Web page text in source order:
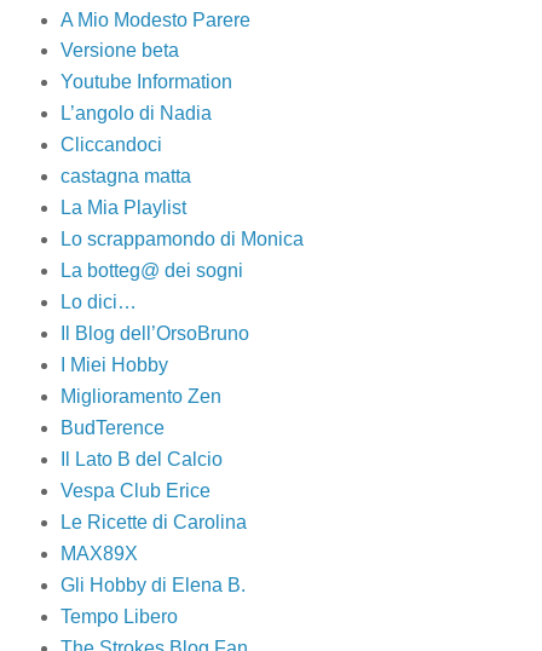
A Mio Modesto Parere
Versione beta
Youtube Information
L’angolo di Nadia
Cliccandoci
castagna matta
La Mia Playlist
Lo scrappamondo di Monica
La botteg@ dei sogni
Lo dici…
Il Blog dell’OrsoBruno
I Miei Hobby
Miglioramento Zen
BudTerence
Il Lato B del Calcio
Vespa Club Erice
Le Ricette di Carolina
MAX89X
Gli Hobby di Elena B.
Tempo Libero